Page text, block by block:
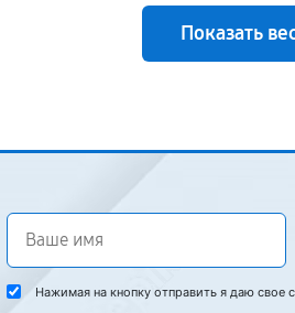
Показать
Нажимая на кнопку отправить я даю свое